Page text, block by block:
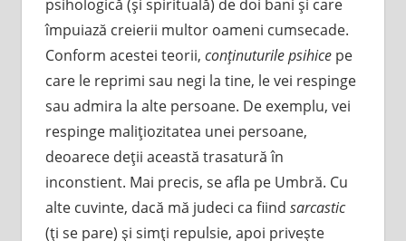
psihologică (şi spirituală) de doi bani şi care
împuiază creierii multor oameni cumsecade.
Conform acestei teorii, conţinuturile psihicepe
care le reprimi sau negi la tine, le vei respinge
sau admira la alte persoane. De exemplu, vei
respinge maliţiozitatea unei persoane,
deoarece deţii această trasatură în
inconstient. Mai precis, se afla pe Umbră. Cu
alte cuvinte, dacă mă judeci ca fiind sarcastic
(ţi se pare) şi simţi repulsie, apoi priveşte